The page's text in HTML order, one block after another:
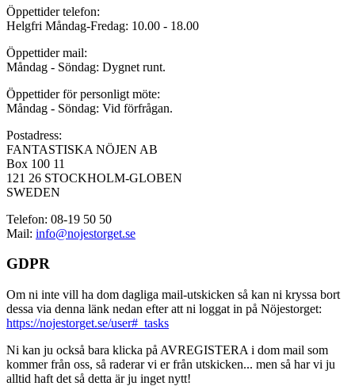
Öppettider telefon:
Helgfri Måndag-Fredag: 10.00 - 18.00
Öppettider mail:
Måndag - Söndag: Dygnet runt.
Öppettider för personligt möte:
Måndag - Söndag: Vid förfrågan.
Postadress:
FANTASTISKA NÖJEN AB
Box 100 11
121 26 STOCKHOLM-GLOBEN
SWEDEN
Telefon: 08-19 50 50
Mail: info@nojestorget.se
GDPR
Om ni inte vill ha dom dagliga mail-utskicken så kan ni kryssa bort
dessa via denna länk nedan efter att ni loggat in på Nöjestorget:
https://nojestorget.se/user#_tasks
Ni kan ju också bara klicka på AVREGISTERA i dom mail som
kommer från oss, så raderar vi er från utskicken... men så har vi ju
alltid haft det så detta är ju inget nytt!